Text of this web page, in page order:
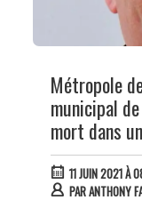
Métropole
municipal
mort dans
11 JUIN 2021 À
PARANTHONY